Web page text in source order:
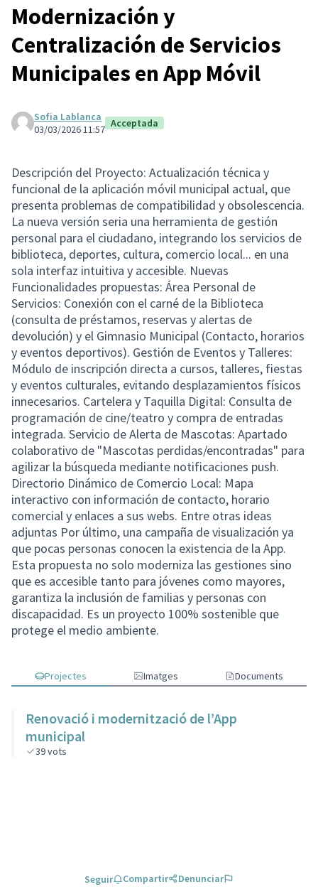
Modernización y
Centralización de Servicios
Municipales en App Móvil
Sofia Lablanca
03/03/2026 11:57 Acceptada
Descripción del Proyecto: Actualización técnica y
funcional de la aplicación móvil municipal actual, que
presenta problemas de compatibilidad y obsolescencia.
La nueva versión seria una herramienta de gestión
personal para el ciudadano, integrando los servicios de
biblioteca, deportes, cultura, comercio local... en una
sola interfaz intuitiva y accesible. Nuevas
Funcionalidades propuestas: Área Personal de
Servicios: Conexión con el carné de la Biblioteca
(consulta de préstamos, reservas y alertas de
devolución) y el Gimnasio Municipal (Contacto, horarios
y eventos deportivos). Gestión de Eventos y Talleres:
Módulo de inscripción directa a cursos, talleres, fiestas
y eventos culturales, evitando desplazamientos físicos
innecesarios. Cartelera y Taquilla Digital: Consulta de
programación de cine/teatro y compra de entradas
integrada. Servicio de Alerta de Mascotas: Apartado
colaborativo de "Mascotas perdidas/encontradas" para
agilizar la búsqueda mediante notificaciones push.
Directorio Dinámico de Comercio Local: Mapa
interactivo con información de contacto, horario
comercial y enlaces a sus webs. Entre otras ideas
adjuntas Por último, una campaña de visualización ya
que pocas personas conocen la existencia de la App.
Esta propuesta no solo moderniza las gestiones sino
que es accesible tanto para jóvenes como mayores,
garantiza la inclusión de familias y personas con
discapacidad. Es un proyecto 100% sostenible que
protege el medio ambiente.
Projectes Imatges Documents
Renovació i modernització de l’App
municipal
39vots
Seguir Compartir Denunciar